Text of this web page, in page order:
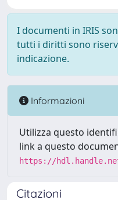
I documenti in IRIS
tutti i diritti sono
indicazione.
Informazioni
Utilizza questo
link a questo
https://
Citazioni